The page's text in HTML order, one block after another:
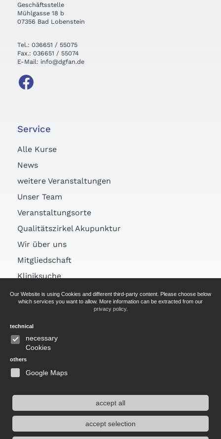
Geschäftsstelle
Mühlgasse 18 b
07356 Bad Lobenstein
Tel.: 036651 / 55075
Fax.: 036651 / 55074
E-Mail: info@dgfan.de
Service
Alle Kurse
News
weitere Veranstaltungen
Unser Team
Veranstaltungsorte
Qualitätszirkel Akupunktur
Wir über uns
Mitgliedschaft
Kliniksuche
Links
Arztsuche
AGB
Impressum
Website durchsuchen
Our Website is using Cookies and different third-party content. Please choose below
which services you want to allow. More information can be extracted from our
privacy policy.
technical
necessary
Cookies
others
Google Maps
accept all
accept selection